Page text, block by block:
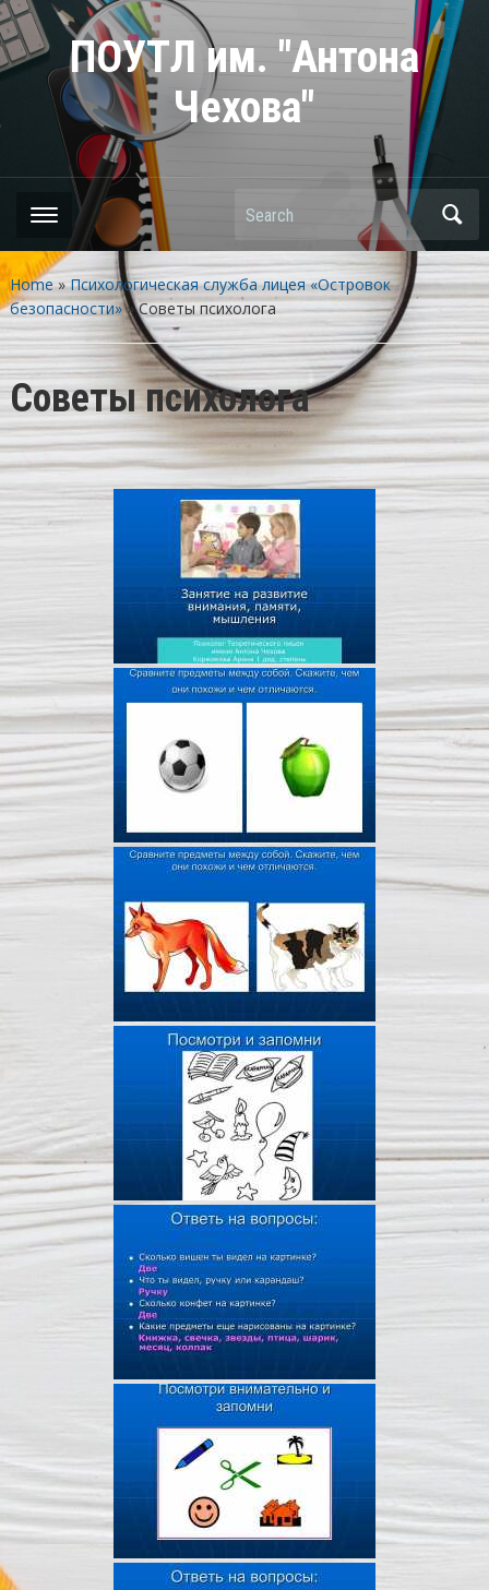
ПОУТЛ им. "Антона
Чехова"
Search
Home»Психологическая служба лицея «Островок
безопасности»»Советы психолога
Советы психолога